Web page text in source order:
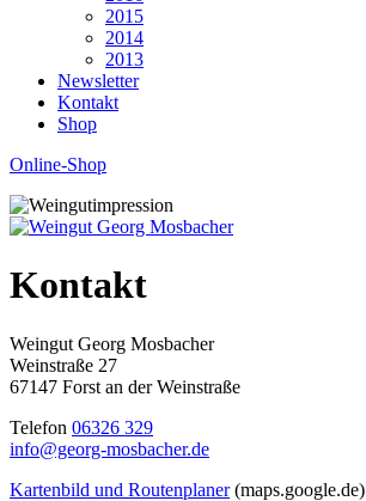
2015
2014
2013
Newsletter
Kontakt
Shop
Online-Shop
Kontakt
Weingut Georg Mosbacher
Weinstraße 27
67147 Forst an der Weinstraße
Telefon 06326 329
info@georg-mosbacher.de
Kartenbild und Routenplaner(maps.google.de)